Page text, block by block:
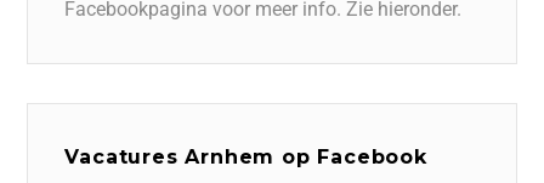
Facebookpagina voor meer info. Zie hieronder.
Vacatures Arnhem op Facebook